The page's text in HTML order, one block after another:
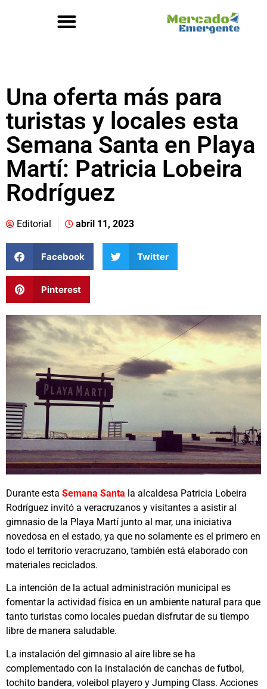
Una oferta más para
turistas y locales esta
Semana Santa en Playa
Martí: Patricia Lobeira
Rodríguez
Editorial abril 11, 2023
Facebook Twitter
Pinterest
Durante esta Semana Santa la alcaldesa Patricia Lobeira
Rodríguez invitó a veracruzanos y visitantes a asistir al
gimnasio de la Playa Martí junto al mar, una iniciativa
novedosa en el estado, ya que no solamente es el primero en
todo el territorio veracruzano, también está elaborado con
materiales reciclados.
La intención de la actual administración municipal es
fomentar la actividad física en un ambiente natural para que
tanto turistas como locales puedan disfrutar de su tiempo
libre de manera saludable.
La instalación del gimnasio al aire libre se ha
complementado con la instalación de canchas de futbol,
tochito bandera, voleibol playero y Jumping Class. Acciones